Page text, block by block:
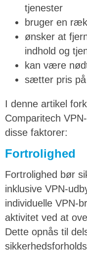
tjenester
bruger en
ønsker at
indhold og
kan være
sætter pris på
I denne artikel
Comparitech
disse faktorer:
Fortrolighed
Fortrolighed bør
inklusive VPN-
individuelle VPN-
aktivitet ved at
Dette opnås til